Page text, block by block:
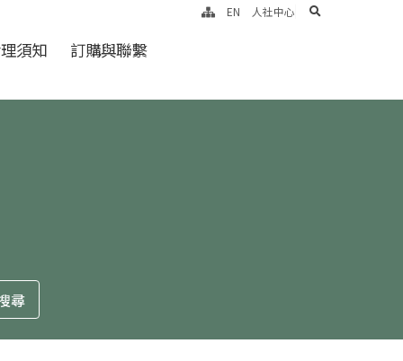
須知 訂購與聯繫
EN 人社中心 search